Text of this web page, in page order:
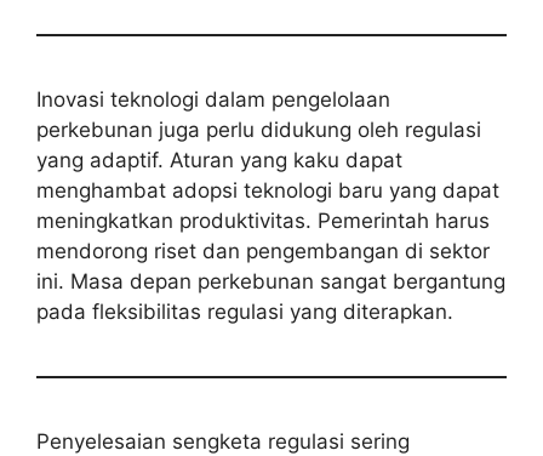
Inovasi teknologi dalam pengelolaan
perkebunan juga perlu didukung oleh regulasi
yang adaptif. Aturan yang kaku dapat
menghambat adopsi teknologi baru yang dapat
meningkatkan produktivitas. Pemerintah harus
mendorong riset dan pengembangan di sektor
ini. Masa depan perkebunan sangat bergantung
pada fleksibilitas regulasi yang diterapkan.
Penyelesaian sengketa regulasi sering